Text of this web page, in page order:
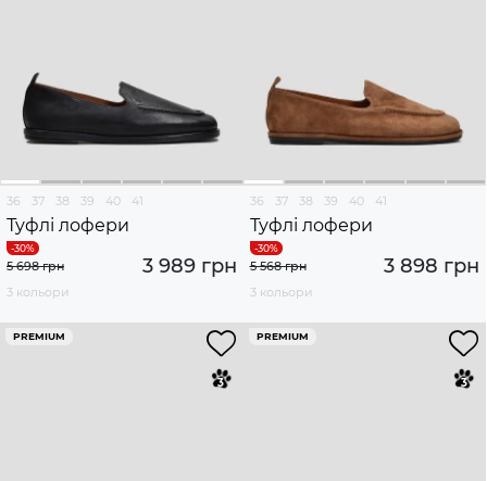
36 37 38 39 40 41
Туфлі лофери
3 989 грн
5 698 грн
3 кольори
36 37 38 39 40 41
Туфлі лофери
3 898 грн
5 568 грн
3 кольори
PREMIUM PREMIUM